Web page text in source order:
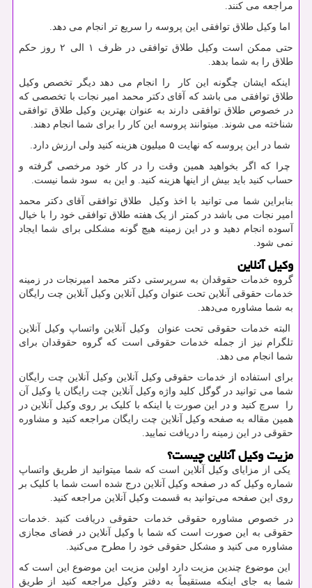
مراجعه می کنند.
اما وکیل طلاق توافقی این پروسه را سریع تر انجام می دهد.
حتی ممکن است وکیل طلاق توافقی در ظرف ۱ الی ۲ روز حکم
طلاق را به شما بدهد.
اینکه ایشان چگونه این کار را انجام می دهد دیگر تخصص وکیل
طلاق توافقی می باشد که آقای دکتر محمد امیر نجات با تخصصی که
در خصوص طلاق توافقی دارند به عنوان بهترین وکیل طلاق توافقی
شناخته می شوند. میتوانند پروسه این کار را برای شما انجام دهند.
شما در این پروسه که نهایت ۵ میلیون هزینه کنید ولی ارزش دارد.
چرا که اگر بخواهید همین وقت را در کار خود مرخصی گرفته و
حساب کنید باید بیش از اینها هزینه کنید. و این به سود شما نیست.
بنابراین شما می توانید با اخذ وکیل طلاق توافقی آقای دکتر محمد
امیر نجات می باشد در کمتر از یک هفته طلاق توافقی خود را با خیال
آسوده انجام دهید و در این زمینه هیچ گونه مشکلی برای شما ایجاد
نمی شود.
وکیل آنلاین
گروه خدمات حقوقدان به سرپرستی دکتر محمد امیرنجات در زمینه
خدمات حقوقی آنلاین تحت عنوان وکیل آنلاین وکیل آنلاین چت رایگان
به شما مشاوره می‌دهد.
البته خدمات حقوقی تحت عنوان وکیل آنلاین واتساپ وکیل آنلاین
تلگرام نیز از جمله خدمات حقوقی است که گروه حقوقدان برای
شما انجام می دهد.
برای استفاده از خدمات حقوقی وکیل آنلاین وکیل آنلاین چت رایگان
شما می توانید در گوگل کلید واژه وکیل آنلاین چت رایگان یا وکیل آن
را سرچ کنید و در این صورت یا اینکه با کلیک بر روی وکیل آنلاین در
همین مقاله به صفحه وکیل آنلاین چت رایگان مراجعه کنید و مشاوره
حقوقی در این زمینه را دریافت نمایید.
مزیت وکیل آنلاین چیست؟
یکی از مزایای وکیل آنلاین است که شما میتوانید از طریق واتساپ
شماره وکیل که در صفحه وکیل آنلاین درج شده است شما با کلیک بر
روی این صفحه می‌توانید به قسمت وکیل آنلاین مراجعه کنید.
در خصوص مشاوره حقوقی خدمات حقوقی دریافت کنید .خدمات
حقوقی به این صورت است که شما با وکیل آنلاین در فضای مجازی
مشاوره می کنید و مشکل حقوقی خود را مطرح می‌کنید.
این موضوع چندین مزیت دارد اولین مزیت این موضوع این است که
شما به جای اینکه مستقیماً به دفتر وکیل مراجعه کنید از طریق